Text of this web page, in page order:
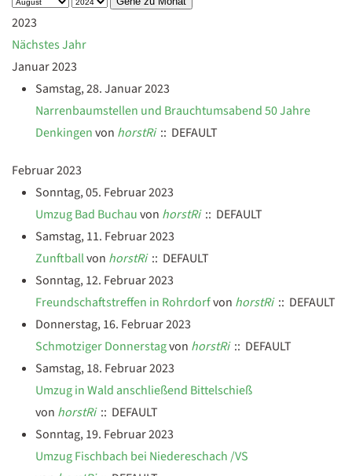
2023
Nächstes Jahr
Januar 2023
Samstag, 28. Januar 2023
Narrenbaumstellen und Brauchtumsabend 50 Jahre
Denkingenvon horstRi:: DEFAULT
Februar 2023
Sonntag, 05. Februar 2023
Umzug Bad Buchauvon horstRi:: DEFAULT
Samstag, 11. Februar 2023
Zunftballvon horstRi:: DEFAULT
Sonntag, 12. Februar 2023
Freundschaftstreffen in Rohrdorfvon horstRi:: DEFAULT
Donnerstag, 16. Februar 2023
Schmotziger Donnerstagvon horstRi:: DEFAULT
Samstag, 18. Februar 2023
Umzug in Wald anschließend Bittelschieß
von horstRi:: DEFAULT
Sonntag, 19. Februar 2023
Umzug Fischbach bei Niedereschach /VS